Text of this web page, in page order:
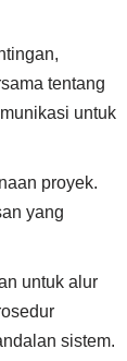
tentang
untuk
proyek.
yang
untuk alur
sistem.